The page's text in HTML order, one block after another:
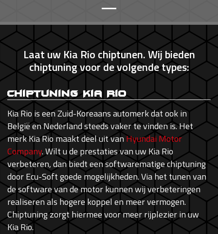
Laat uw Kia Rio chiptunen. Wij bieden
chiptuning voor de volgende types:
Chiptuning Kia Rio
Kia Rio is een Zuid-Koreaans automerk dat ook in
België en Nederland steeds vaker te vinden is. Het
merk Kia Rio maakt deel uit vanHyundai Motor
Company. Wilt u de prestaties van uw Kia Rio
verbeteren, dan biedt een softwarematige chiptuning
door Ecu-Soft goede mogelijkheden. Via het tunen van
de software van de motor kunnen wij verbeteringen
realiseren als hogere koppel en meer vermogen.
Chiptuning zorgt hiermee voor meer rijplezier in uw
Kia Rio.